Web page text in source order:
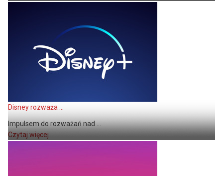
Disney rozważa ...
Impulsem do rozważań nad ...
Czytaj więcej